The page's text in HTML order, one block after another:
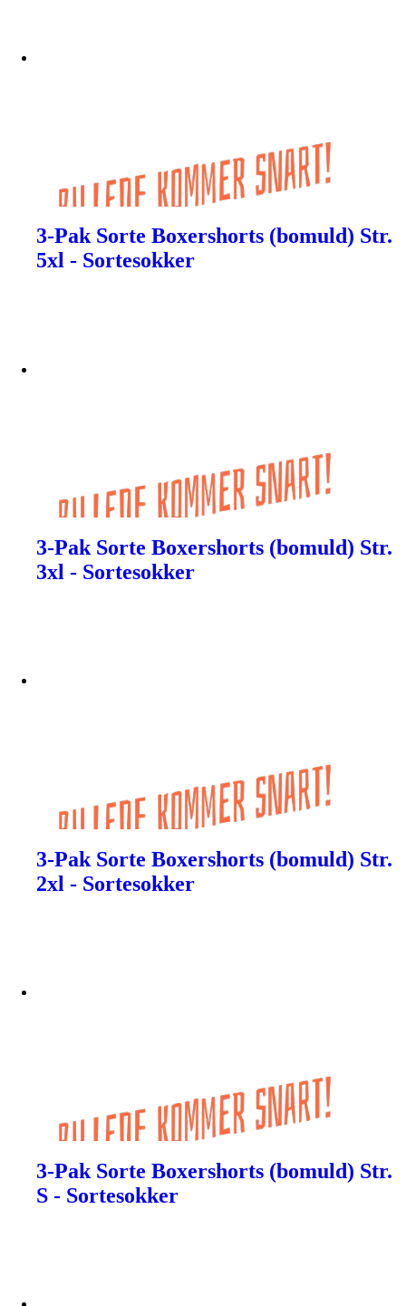
3-Pak Sorte Boxershorts (bomuld) Str.
5xl - Sortesokker
3-Pak Sorte Boxershorts (bomuld) Str.
3xl - Sortesokker
3-Pak Sorte Boxershorts (bomuld) Str.
2xl - Sortesokker
3-Pak Sorte Boxershorts (bomuld) Str.
S - Sortesokker